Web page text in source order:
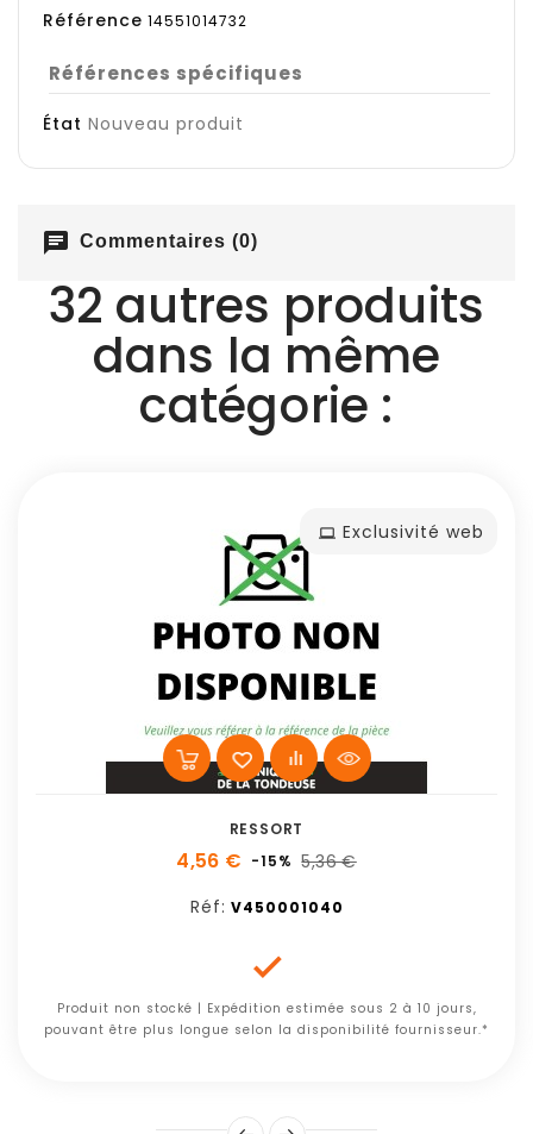
Référence 14551014732
Références spécifiques
État Nouveau produit
chat Commentaires (0)
32 autres produits
dans la même
catégorie :
Exclusivité web
RESSORT
4,56 € -15% 5,36 €
Réf: V450001040

Produit non stocké | Expédition estimée sous 2 à 10 jours,
pouvant être plus longue selon la disponibilité fournisseur.*